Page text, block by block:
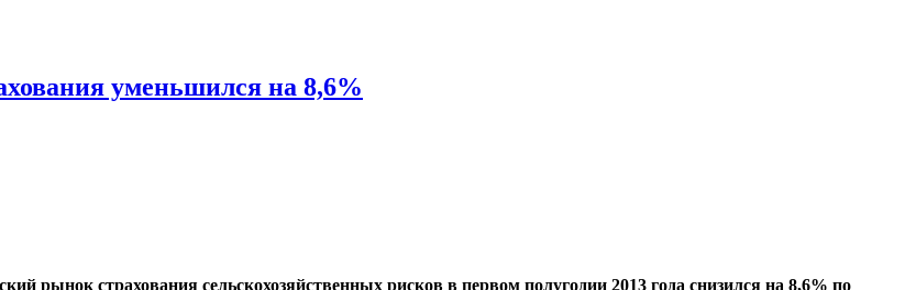
уменьшился на 8,6%
рынок страхования сельскохозяйственных рисков в первом полугодии 2013 года снизился на 8,6% по